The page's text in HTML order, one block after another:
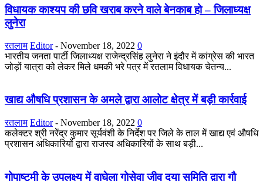
विधायक काश्यप की छवि खराब करने वाले बेनकाब हो – जिलाध्यक्ष
लुनेरा
रतलाम Editor - November 18, 2022 0
भारतीय जनता पार्टी जिलाध्यक्ष राजेन्द्रसिंह लुनेरा ने इंदौर में कांग्रेस की भारत
जोड़ों यात्रा को लेकर मिले धमकी भरे पत्र में रतलाम विधायक चेतन्य...
खाद्य औषधि प्रशासन के अमले द्वारा आलोट क्षेत्र में बड़ी कार्रवाई
रतलाम Editor - November 18, 2022 0
कलेक्टर श्री नरेंद्र कुमार सूर्यवंशी के निर्देश पर जिले के ताल में खाद्य एवं औषधि
प्रशासन अधिकारियों द्वारा राजस्व अधिकारियों के साथ बड़ी...
गोपाष्टमी के उपलक्ष्य में वाघेला गोसेवा जीव दया समिति द्वारा गौ